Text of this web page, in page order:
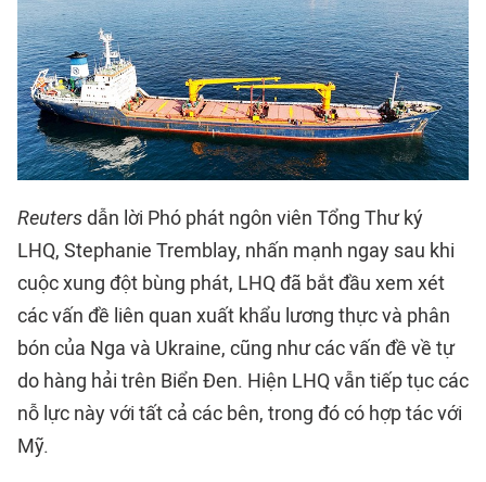
Reutersdẫn lời Phó phát ngôn viên Tổng Thư ký
LHQ, Stephanie Tremblay, nhấn mạnh ngay sau khi
cuộc xung đột bùng phát, LHQ đã bắt đầu xem xét
các vấn đề liên quan xuất khẩu lương thực và phân
bón của Nga và Ukraine, cũng như các vấn đề về tự
do hàng hải trên Biển Đen. Hiện LHQ vẫn tiếp tục các
nỗ lực này với tất cả các bên, trong đó có hợp tác với
Mỹ.